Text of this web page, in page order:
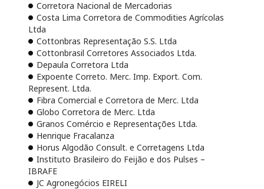
Corretora Nacional de Mercadorias
Costa Lima Corretora de Commodities Agrícolas
Ltda
Cottonbras Representação S.S. Ltda
Cottonbrasil Corretores Associados Ltda.
Depaula Corretora Ltda
Expoente Correto. Merc. Imp. Export. Com.
Represent. Ltda.
Fibra Comercial e Corretora de Merc. Ltda
Globo Corretora de Merc. Ltda
Granos Comércio e Representações Ltda.
Henrique Fracalanza
Horus Algodão Consult. e Corretagens Ltda
Instituto Brasileiro do Feijão e dos Pulses –
IBRAFE
JC Agronegócios EIRELI